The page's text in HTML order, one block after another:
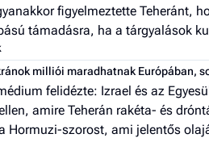
figyelmeztette Teheránt,
támadásra, ha a tárgyalások
milliói maradhatnak Európában,
felidézte: Izrael és az
amire Teherán rakéta- és
Hormuzi-szorost, ami jelentős